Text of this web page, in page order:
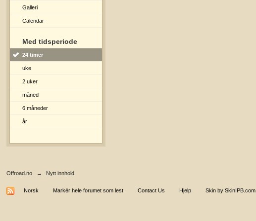
Galleri
Calendar
Med tidsperiode
24 timer
uke
2 uker
måned
6 måneder
år
Offroad.no → Nytt innhold
Norsk Markér hele forumet som lest Contact Us Hjelp Skin by SkinIPB.com